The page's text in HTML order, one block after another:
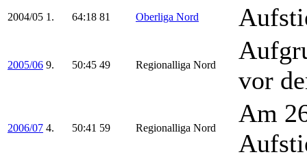
2004/05 1. 64:18 81 Oberliga Nord
2005/06 9. 50:45 49 Regionalliga Nord
vor
2006/07 4. 50:41 59 Regionalliga Nord
Am